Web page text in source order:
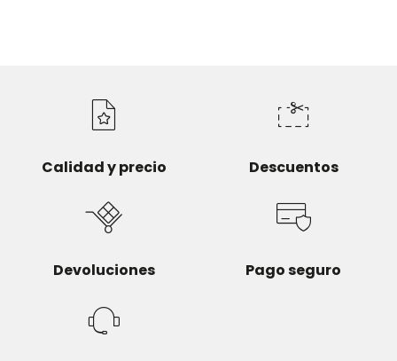
Calidad y precio Descuentos
Devoluciones Pago seguro